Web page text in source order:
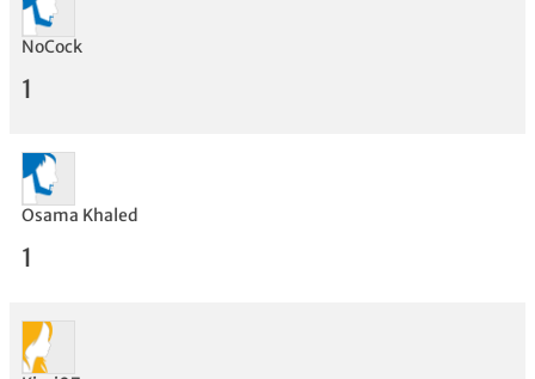
NoCock
1
Osama Khaled
1